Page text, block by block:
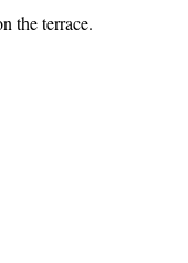
the terrace.